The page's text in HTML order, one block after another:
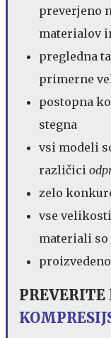
preverjeno
materialov
pregledna
primerne
postopna
stegna
vsi modeli
različici
zelo
vse
materiali so
PREVERITE